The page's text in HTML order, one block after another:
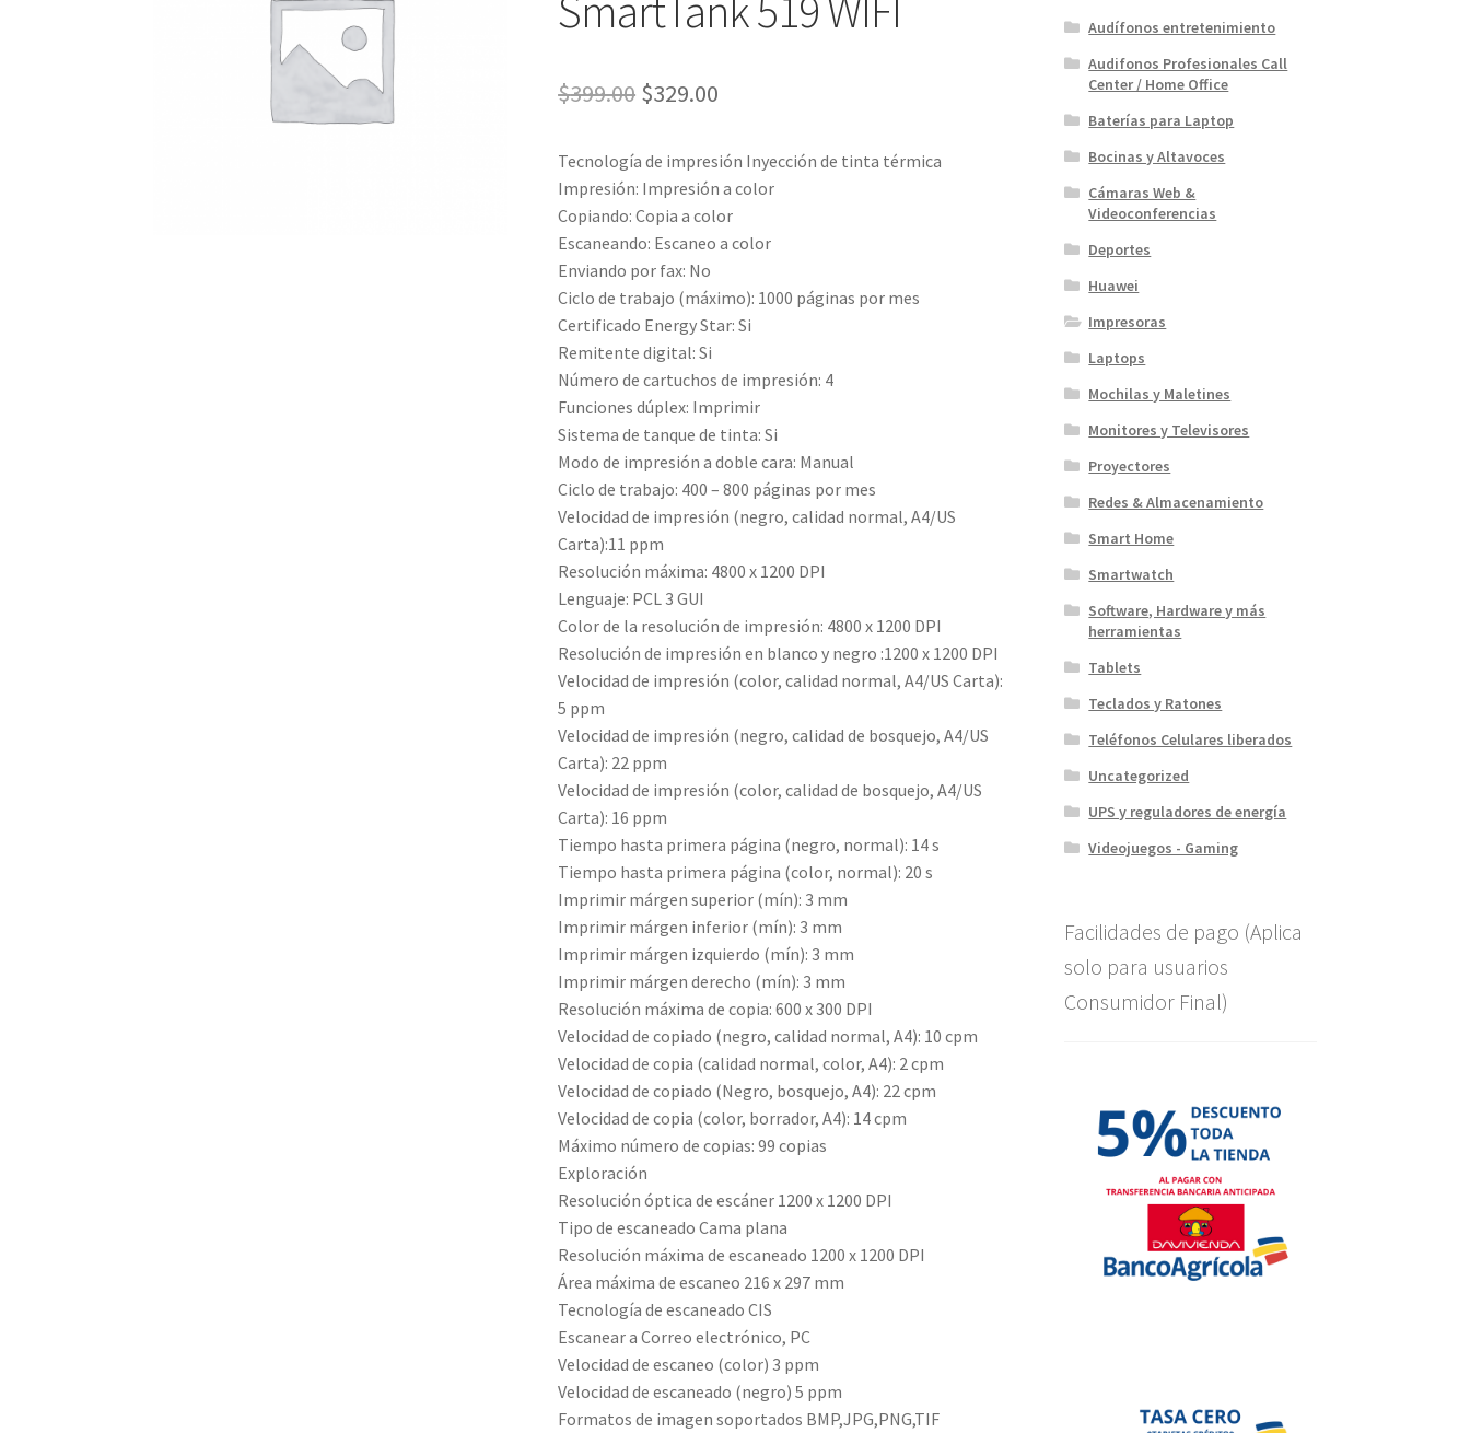
$399.00 El
original
era:
$399.00.
$329.00
actual
es:
$329.00.
Tecnología de impresión Inyección de tinta térmica
Impresión: Impresión a color
Copiando: Copia a color
Escaneando: Escaneo a color
Enviando por fax: No
Ciclo de trabajo (máximo): 1000 páginas por mes
Certificado Energy Star: Si
Remitente digital: Si
Número de cartuchos de impresión: 4
Funciones dúplex: Imprimir
Sistema de tanque de tinta: Si
Modo de impresión a doble cara: Manual
Ciclo de trabajo: 400 – 800 páginas por mes
Velocidad de impresión (negro, calidad normal, A4/US
Carta):11 ppm
Resolución máxima: 4800 x 1200 DPI
Lenguaje: PCL 3 GUI
Color de la resolución de impresión: 4800 x 1200 DPI
Resolución de impresión en blanco y negro :1200 x 1200 DPI
Velocidad de impresión (color, calidad normal, A4/US Carta):
5 ppm
Velocidad de impresión (negro, calidad de bosquejo, A4/US
Carta): 22 ppm
Velocidad de impresión (color, calidad de bosquejo, A4/US
Carta): 16 ppm
Tiempo hasta primera página (negro, normal): 14 s
Tiempo hasta primera página (color, normal): 20 s
Imprimir márgen superior (mín): 3 mm
Imprimir márgen inferior (mín): 3 mm
Imprimir márgen izquierdo (mín): 3 mm
Imprimir márgen derecho (mín): 3 mm
Resolución máxima de copia: 600 x 300 DPI
Velocidad de copiado (negro, calidad normal, A4): 10 cpm
Velocidad de copia (calidad normal, color, A4): 2 cpm
Velocidad de copiado (Negro, bosquejo, A4): 22 cpm
Velocidad de copia (color, borrador, A4): 14 cpm
Máximo número de copias: 99 copias
Exploración
Resolución óptica de escáner 1200 x 1200 DPI
Tipo de escaneado Cama plana
Resolución máxima de escaneado 1200 x 1200 DPI
Área máxima de escaneo 216 x 297 mm
Tecnología de escaneado CIS
Escanear a Correo electrónico, PC
Velocidad de escaneo (color) 3 ppm
Velocidad de escaneado (negro) 5 ppm
Formatos de imagen soportados BMP,JPG,PNG,TIF
Audífonos entretenimiento
Audifonos Profesionales Call
Center / Home Office
Baterías para Laptop
Bocinas y Altavoces
Cámaras Web &
Videoconferencias
Deportes
Huawei
Impresoras
Laptops
Mochilas y Maletines
Monitores y Televisores
Proyectores
Redes & Almacenamiento
Smart Home
Smartwatch
Software, Hardware y más
herramientas
Tablets
Teclados y Ratones
Teléfonos Celulares liberados
Uncategorized
UPS y reguladores de energía
Videojuegos - Gaming
Facilidades de pago (Aplica
solo para usuarios
Consumidor Final)